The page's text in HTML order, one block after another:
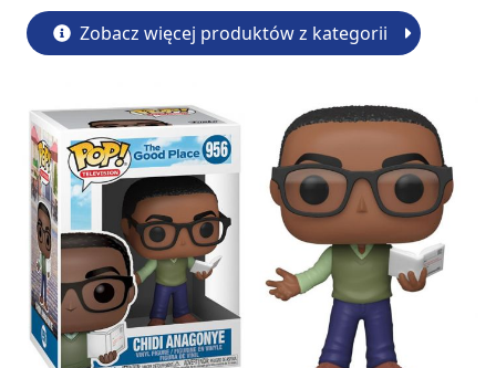
Zobacz więcej produktów z kategorii